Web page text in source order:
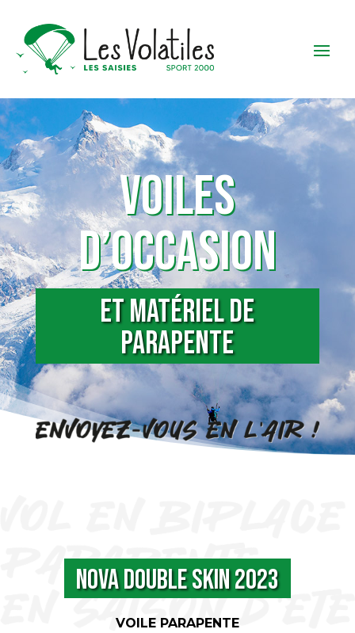
VOILES
D’OCCASION
et matériel de
parapente
Nova DOUBLE SKIN 2023
VOILE PARAPENTE